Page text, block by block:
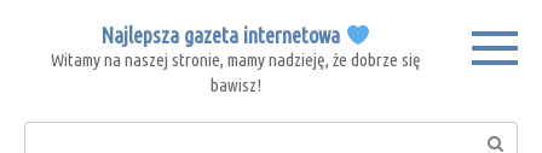
content
Najlepsza gazeta internetowa
Witamy na naszej stronie, mamy nadzieję, że dobrze się
bawisz!
Search: